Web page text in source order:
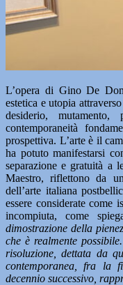
L’opera di Gino De
estetica e utopia
desiderio,
contemporaneità
prospettiva. L’arte è il
ha potuto manifestarsi
separazione e gratuità a
Maestro, riflettono da
dell’arte italiana
essere considerate come
incompiuta, come
dimostrazione della
che è realmente
risoluzione, dettata da
contemporanea, fra la
decennio successivo,